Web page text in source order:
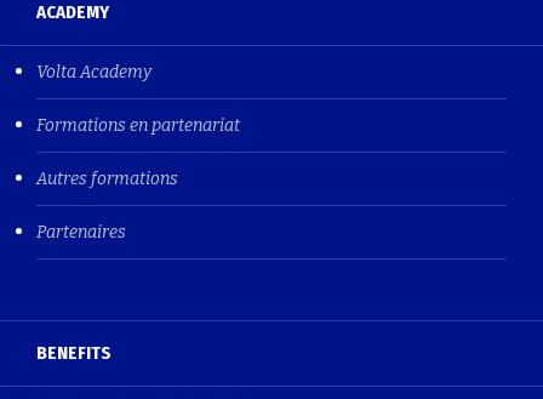
ACADEMY
Volta Academy
Formations en partenariat
Autres formations
Partenaires
BENEFITS